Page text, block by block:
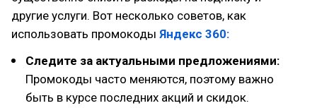
другие услуги. Вот несколько советов, как
использовать промокоды Яндекс 360:
Следите за актуальными предложениями:
Промокоды часто меняются, поэтому важно
быть в курсе последних акций и скидок.